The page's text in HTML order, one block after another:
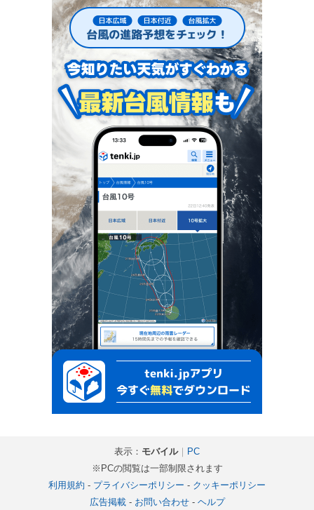
表示： モバイル｜ PC
※PCの閲覧は一部制限されます
利用規約 - プライバシーポリシー - クッキーポリシー
広告掲載- お問い合わせ- ヘルプ